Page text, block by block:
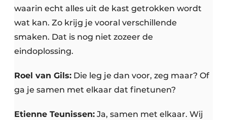
waarin echt alles uit de kast getrokken wordt
wat kan. Zo krijg je vooral verschillende
smaken. Dat is nog niet zozeer de
eindoplossing.
Roel van Gils: Die leg je dan voor, zeg maar? Of
ga je samen met elkaar dat finetunen?
Etienne Teunissen: Ja, samen met elkaar. Wij